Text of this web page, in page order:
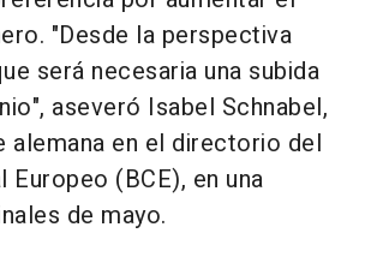
"Desde la perspectiva
será necesaria una subida
aseveró Isabel Schnabel,
alemana en el directorio del
Europeo (BCE), en una
de mayo.